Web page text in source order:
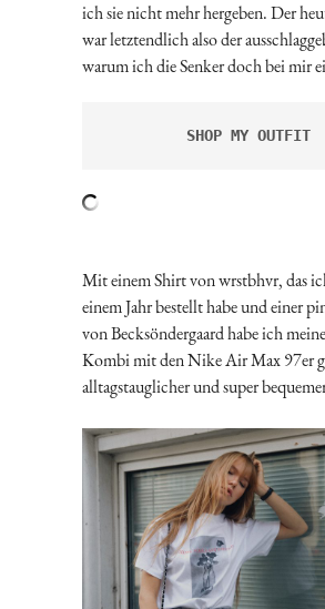
ich sie nicht mehr hergeben. Der
war letztendlich also der
warum ich die Senker doch bei mir
SHOP MY OUTFIT
Mit einem Shirt von wrstbhvr, das
einem Jahr bestellt habe und einer
von Becksöndergaard habe ich
Kombi mit den Nike Air Max 97er
alltagstauglicher und super